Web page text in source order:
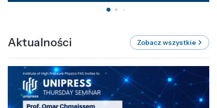
Aktualności Zobacz wszystkie